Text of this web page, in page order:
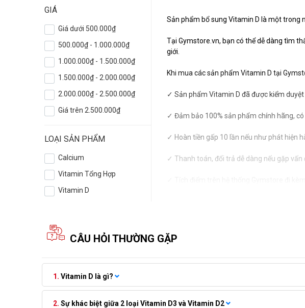
GIÁ
Giá dưới 500.000₫
500.000₫ - 1.000.000₫
1.000.000₫ - 1.500.000₫
1.500.000₫ - 2.000.000₫
2.000.000₫ - 2.500.000₫
Giá trên 2.500.000₫
LOẠI SẢN PHẨM
Calcium
Vitamin Tổng Hợp
Vitamin D
Sản phẩm bổ sung Vitamin D là một trong
Tại Gymstore.vn, bạn có thể dễ dàng tìm
giới.
Khi mua các sản phẩm Vitamin D tại
✓ Sản phẩm Vitamin D đã được kiểm
✓ Đảm bảo 100% sản phẩm chính hãng,
✓ Hoàn tiền gấp 10 lần nếu như phát hiện
✓ Thanh toán, đổi trả dễ dàng nếu gặp vấn
CÂU HỎI THƯỜNG GẶP
Vitamin D là gì?
Sự khác biệt giữa 2 loại Vitamin D3 và Vitamin D2